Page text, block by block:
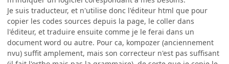
Je suis traducteur, et n'utilise donc l'éditeur html que pour
copier les codes sources depuis la page, le coller dans
l'éditeur, et traduire ensuite comme je le ferai dans un
document word ou autre. Pour ca, kompozer (anciennement
nvu) suffit amplement, mais son correcteur n'est pas suffisant